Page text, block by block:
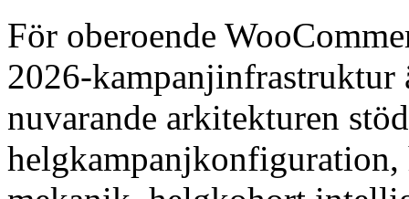
För oberoende
2026-kampanjinfrastruktur
nuvarande arkitekturen